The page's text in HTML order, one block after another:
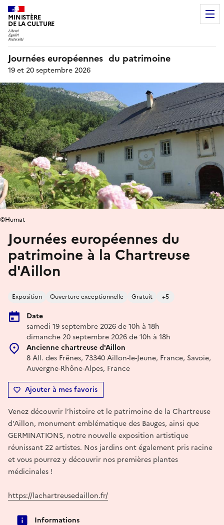
MINISTÈRE
DE LA CULTURE
Journées européennes du patrimoine
19 et 20 septembre 2026
Journées européennes du
patrimoine à la Chartreuse
d'Aillon
Exposition Ouverture exceptionnelle Gratuit +5
Date
samedi 19 septembre 2026 de 10h à 18h
dimanche 20 septembre 2026 de 10h à 18h
Ancienne chartreuse d'Aillon
8 All. des Frênes, 73340 Aillon-le-Jeune, France, Savoie,
Auvergne-Rhône-Alpes, France
Ajouter à mes favoris
©Humat
Venez découvrir l’histoire et le patrimoine de la Chartreuse
d'Aillon, monument emblématique des Bauges, ainsi que
GERMINATIONS, notre nouvelle exposition artistique
réunissant 22 artistes. Nos jardins ont également pris racine
et vous pourrez y découvrir nos premières plantes
médicinales !
https://lachartreusedaillon.fr/
Informations